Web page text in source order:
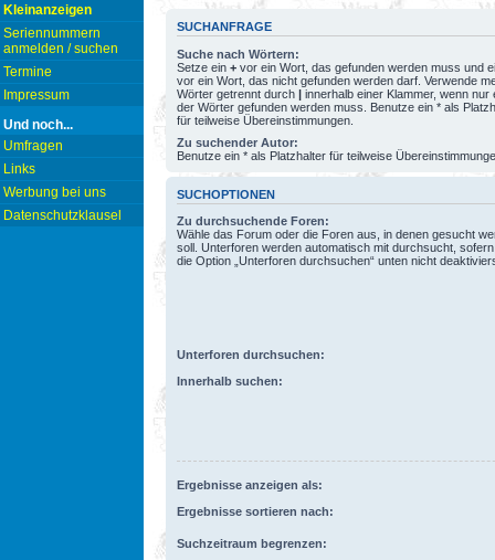
Kleinanzeigen
Seriennummern
anmelden / suchen
Termine
Impressum
Und noch...
Umfragen
Links
Werbung bei uns
Datenschutzklausel
SUCHANFRAGE
Suche nach Wörtern:
Setze ein + vor ein Wort, das gefunden werden muss und
vor ein Wort, das nicht gefunden werden darf. Verwende
Wörter getrennt durch | innerhalb einer Klammer, wenn nur
der Wörter gefunden werden muss. Benutze ein * als
für teilweise Übereinstimmungen.
Zu suchender Autor:
Benutze ein * als Platzhalter für teilweise
SUCHOPTIONEN
Zu durchsuchende Foren:
Wähle das Forum oder die Foren aus, in denen gesucht
soll. Unterforen werden automatisch mit durchsucht,
die Option „Unterforen durchsuchen“ unten nicht
Unterforen durchsuchen:
Innerhalb suchen:
Ergebnisse anzeigen als:
Ergebnisse sortieren nach:
Suchzeitraum begrenzen: